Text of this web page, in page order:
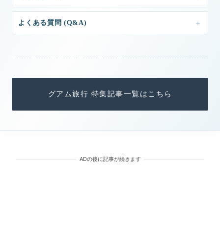
よくある質問 (Q&A)
グアム旅行 特集記事一覧はこちら
ADの後に記事が続きます